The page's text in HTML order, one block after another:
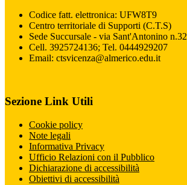
Codice fatt. elettronica: UFW8T9
Centro territoriale di Supporti (C.T.S)
Sede Succursale - via Sant'Antonino n.32
Cell. 3925724136; Tel. 0444929207
Email: ctsvicenza@almerico.edu.it
Sezione Link Utili
Cookie policy
Note legali
Informativa Privacy
Ufficio Relazioni con il Pubblico
Dichiarazione di accessibilità
Obiettivi di accessibilità